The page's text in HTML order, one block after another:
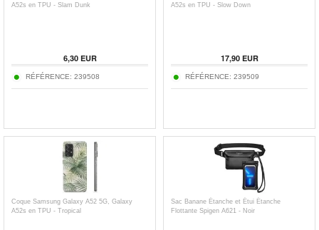
A52s en TPU - Slam Dunk
6,30EUR
RÉFÉRENCE: 239508
A52s en TPU - Slow Down
17,90EUR
RÉFÉRENCE: 239509
Coque Samsung Galaxy A52 5G, Galaxy
A52s en TPU - Tropical
Sac Banane Étanche et Étui Étanche
Flottante Spigen A621 - Noir